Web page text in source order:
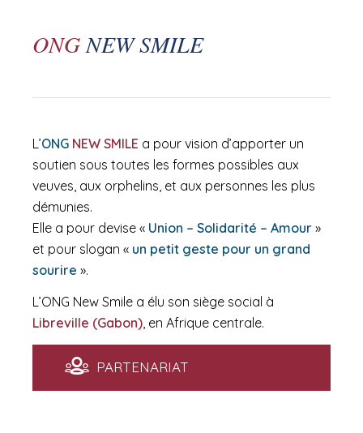
ONG NEW SMILE
L’ONG NEW SMILE a pour vision d’apporter un
soutien sous toutes les formes possibles aux
veuves, aux orphelins, et aux personnes les plus
démunies.
Elle a pour devise « Union – Solidarité – Amour »
et pour slogan « un petit geste pour un grand
sourire ».
L’ONG New Smile a élu son siège social à
Libreville (Gabon), en Afrique centrale.
PARTENARIAT